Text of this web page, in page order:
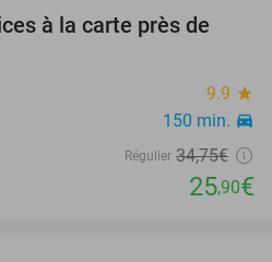
25%
à la carte près de
9.9 star
150 min. directions_car
Régulier 34,75€
25,90€